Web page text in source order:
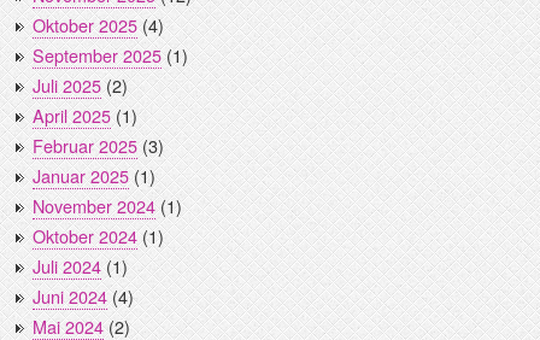
Oktober 2025(4)
September 2025(1)
Juli 2025(2)
April 2025(1)
Februar 2025(3)
Januar 2025(1)
November 2024(1)
Oktober 2024(1)
Juli 2024(1)
Juni 2024(4)
Mai 2024(2)